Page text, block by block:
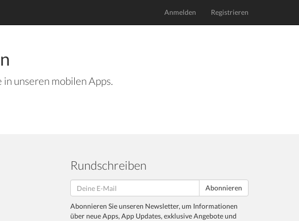
Anmelden Registrieren
unseren mobilen Apps.
Rundschreiben
Abonnieren
Abonnieren Sie unseren Newsletter, um Informationen
über neue Apps, App Updates, exklusive Angebote und